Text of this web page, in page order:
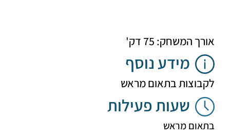
המשחק: 75 דק'
מידע נוסף
בתאום מראש
שעות פעילות
מראש